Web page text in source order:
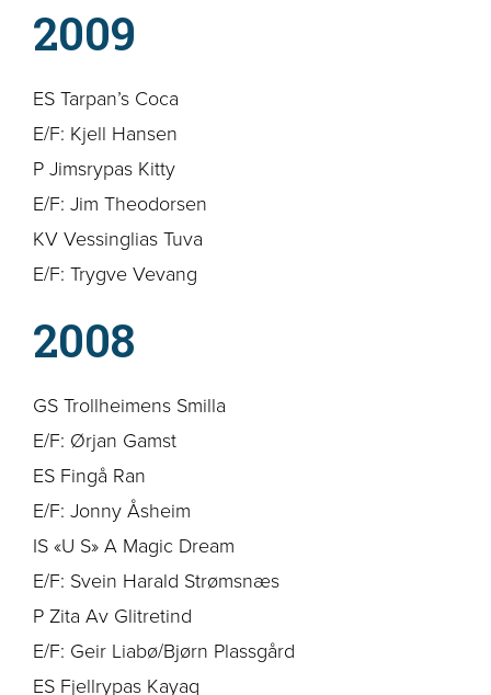
2009
ES Tarpan’s Coca
E/F: Kjell Hansen
P Jimsrypas Kitty
E/F: Jim Theodorsen
KV Vessinglias Tuva
E/F: Trygve Vevang
2008
GS Trollheimens Smilla
E/F: Ørjan Gamst
ES Fingå Ran
E/F: Jonny Åsheim
IS «U S» A Magic Dream
E/F: Svein Harald Strømsnæs
P Zita Av Glitretind
E/F: Geir Liabø/Bjørn Plassgård
ES Fjellrypas Kayaq